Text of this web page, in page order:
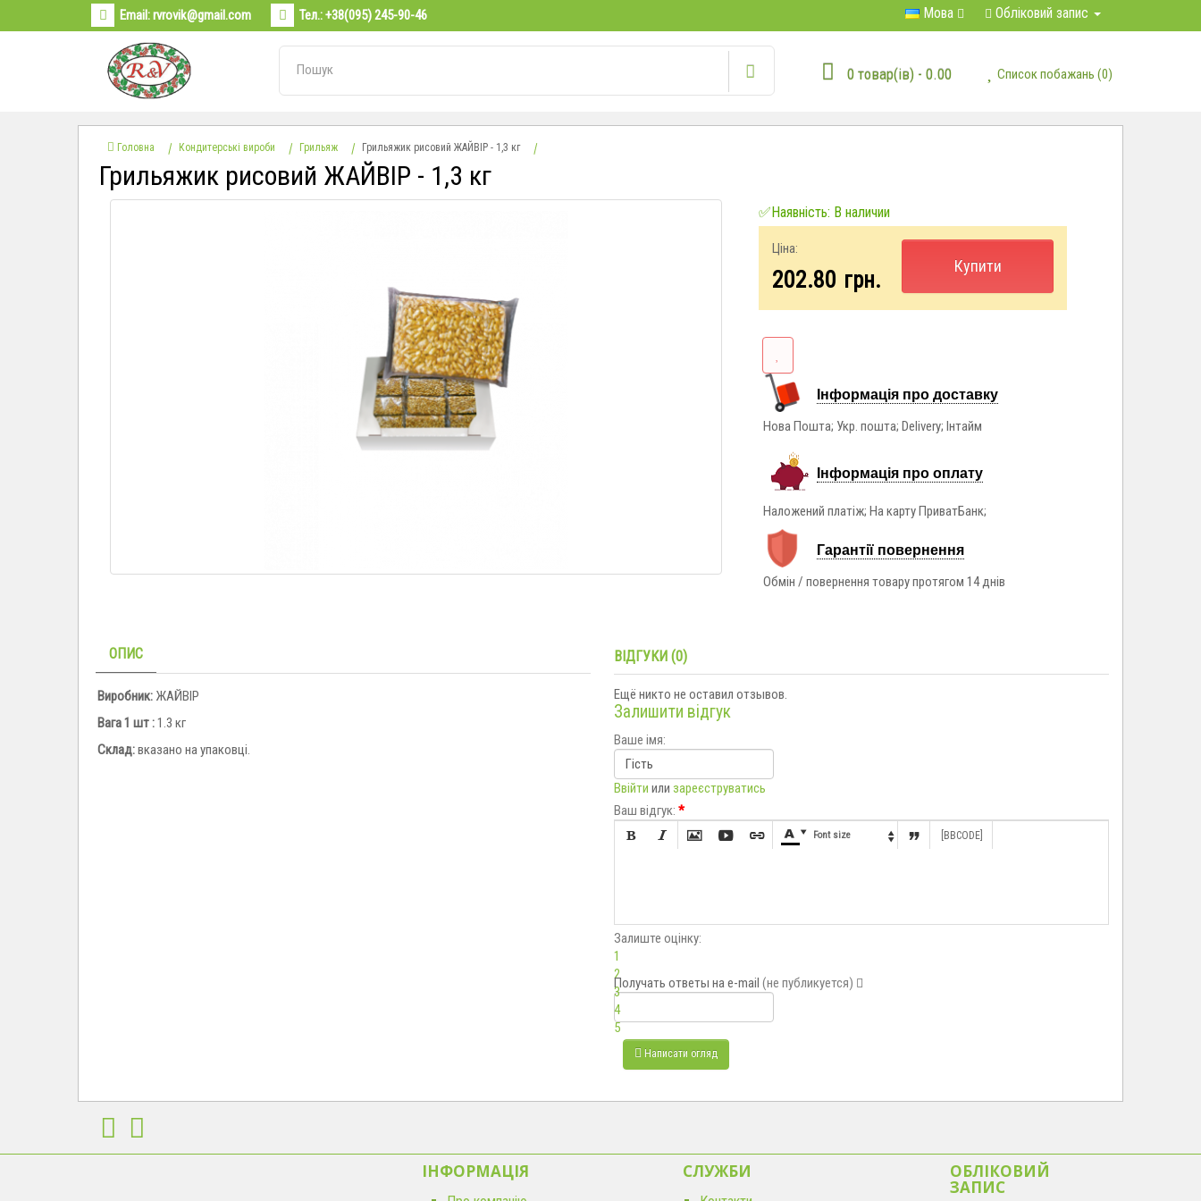
Email:rvrovik@gmail.com Тел.:+38(095) 245-90-46 Мова Обліковий запис
0 товар(ів) - 0.00 Список побажань (0)
Головна Кондитерські вироби Грильяж Грильяжик рисовий ЖАЙВІР - 1,3 кг
Грильяжик рисовий ЖАЙВІР - 1,3 кг
✅Наявність: В наличии
Ціна:
202.80 грн.
Купити
Інформація про доставку
Нова Пошта; Укр. пошта; Delivery; Інтайм
Інформація про оплату
Наложений платіж; На карту ПриватБанк;
Гарантії повернення
Обмін / повернення товару протягом 14 днів
ОПИС
Виробник:ЖАЙВІР
Вага 1 шт :1.3 кг
Склад:вказано на упаковці.
ВІДГУКИ (0)
Ещё никто не оставил отзывов.
Залишити відгук
Ваше імя:
Ввійти или зареєструватись
Ваш відгук: *

      Font size   [BBCODE]
Залиште оцінку:
1
2
3
4
5
Получать ответы на e-mail (не публикуется)
Написати огляд
ІНФОРМАЦІЯ CЛУЖБИ ОБЛІКОВИЙ
ЗАПИС